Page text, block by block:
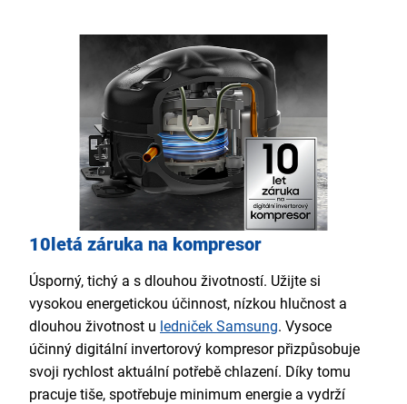
10letá záruka na kompresor
Úsporný, tichý a s dlouhou životností. Užijte si
vysokou energetickou účinnost, nízkou hlučnost a
dlouhou životnost u ledniček Samsung. Vysoce
účinný digitální invertorový kompresor přizpůsobuje
svoji rychlost aktuální potřebě chlazení. Díky tomu
pracuje tiše, spotřebuje minimum energie a vydrží